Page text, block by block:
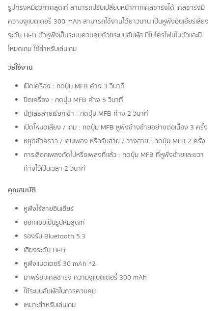
รูปทรงหมีอวกาศสุดเท่ สามารถปรับเปลี่ยนหน้ากากเคสชาร์จได้ เคสชาร์จมี
ความจุแบตเตอรี่ 300 mAh สามารถใช้งานได้ยาวนาน เป็นหูฟังอินเอียร์เสียง
ระดับ Hi-Fi ตัวหูฟังเป็นระบบควบคุมด้วยระบบสัมผัส มีไมโครโฟนในตัวและมี
โหมดเกม ใช้สำหรับเล่นเกม
วิธีใช้งาน
เปิดเครื่อง : กดปุ่ม MFB ค้าง 3 วินาที
ปิดเครื่อง : กดปุ่ม MFB ค้าง 5 วินาที
ปฏิเสธสายเรียกเข้า : กดปุ่ม MFB ค้าง 2 วินาที
เปิดโหมดเสียง / เกม : กดปุ่ม MFB หูฟังข้างซ้ายอย่างต่อเนื่อง 3 ครั้ง
หยุดชั่วคราว / เล่นเพลง หรือรับสาย / วางสาย : กดปุ่ม MFB 2 ครั้ง
การเลือกเพลงถัดไปหรือเพลงที่แล้ว : กดปุ่ม MFB ที่หูฟังซ้ายและขวา
ค้างไว้เป็นเวลา 2 วินาที
คุณสมบัติ
หูฟังไร้สายอินเอียร์
ออกแบบเป็นรูปหมีสุดเท่
รองรับ Bluetooth 5.3
เสียงระดับ Hi-Fi
หูฟังแบตเตอรี่ 30 mAh *2
มาพร้อมเคสชารจ์ ความจุแบตเตอรี่ 300 mAh
ใช้ระบบสัมผัสในการควบคุม
เหมาะสำหรับเล่นเกม